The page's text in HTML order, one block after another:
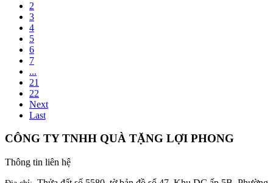
2
3
4
5
6
7
...
21
22
Next
Last
CÔNG TY TNHH QUÀ TẶNG LỢI PHONG
Thông tin liên hệ